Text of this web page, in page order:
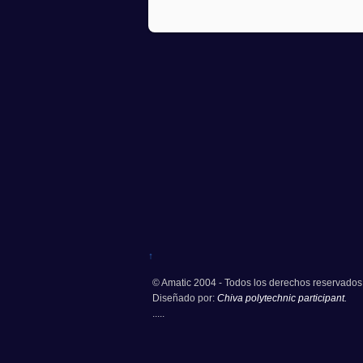
↑
© Amatic 2004 - Todos los derechos
Diseñado por: Chiva polytechnic participant.